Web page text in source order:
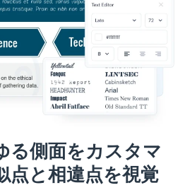
る側面をカスタマ
点と相違点を視覚